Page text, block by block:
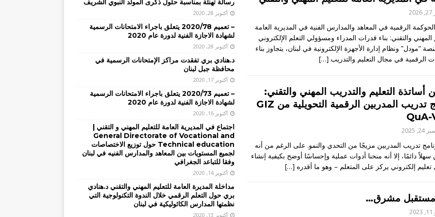
تعميم 2026/22 تحديد تاريخ اجراء الامتحانات الرسمية التي تجريها
للعام 2026 الدورة الاولى تعاميم و بيانات
المعاهد والمدارس الفنية الرسمية والخاصة تعاميم و بيانات
دورة تدريبية عليا يجريها المعهد الوطني للادارة
الرقمية في المعاهد والمدارس الفنية في المديرية العامة
المهني والتقني: بناء قدرات المدراء ومسؤولي التعلم الإلكتروني
“مودل” ونظام إدارة الأجهزة الإلكترونية في لبنان، يتجاوز بناء
الرقمية في مجال التعليم والتدريب […]
أساتذة التعليم والتدريب المهني والتقني:
برامج تدريب المدربين الرقمية التحويلية من GIZ
QuA-
2025
تدريب المدربين مزيجًا من التحدي والنمو. على الرغم من أنه
دائمًا، إلا أنه منحنا أدوات عملية وإحساسًا أوضح بكيفية إنشاء
إلكتروني يركز على المتعلم – وهو ما أقدره […]
مستقبل مشرق…
رسالة تهنئة بمناسبة حلول ذكرى المولد النبوي الشريف
أكتوبر 28, 2020
– تعميم 2020/78 يتعلق باجراء الامتحانات الرسمية
لشهادة الاجازة الفنية لدورة عام 2020
أكتوبر 28, 2020
د.هنادي بري تفقدت مراكز الإمتحانات الرسمية في
محافظة جبل لبنان
أكتوبر 17, 2020
– تعميم 2020/73 يتعلق باجراء الامتحانات الرسمية
لشهادة الاجازة الفنية لدورة عام 2020
أكتوبر 16, 2020
اجتماع في المديرية العامة للتعليم المهني و التقني |
General Directorate of Vocational and
Technical education حول توزيع الاختصاصات
لجميع المستويات بين المعاهد والمدارس الفنيه في لبنان
وفقا للتباعد الجغرافي
أكتوبر 14, 2020
مداخلة المديرة العامة للتعليم المهني والتقني د.هنادي
بري حول التعلم الرقمي خلال الندوة التكنولوجية التي
نظمتها المدارس الكاثوليكية في لبنان
أكتوبر 13, 2020